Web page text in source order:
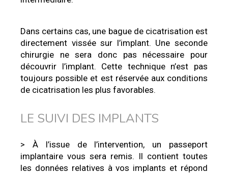
Dans certains cas, une bague de cicatrisation est
directement vissée sur l’implant. Une seconde
chirurgie ne sera donc pas nécessaire pour
découvrir l’implant. Cette technique n’est pas
toujours possible et est réservée aux conditions
de cicatrisation les plus favorables.
LE SUIVI DES IMPLANTS
> À l’issue de l’intervention, un passeport
implantaire vous sera remis. Il contient toutes
les données relatives à vos implants et répond